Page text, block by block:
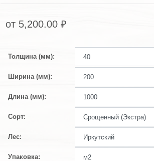
от 5,200.00 ₽
Толщина (мм)
Ширина (мм)
Длина (мм)
Сорт
Лес
Упаковка